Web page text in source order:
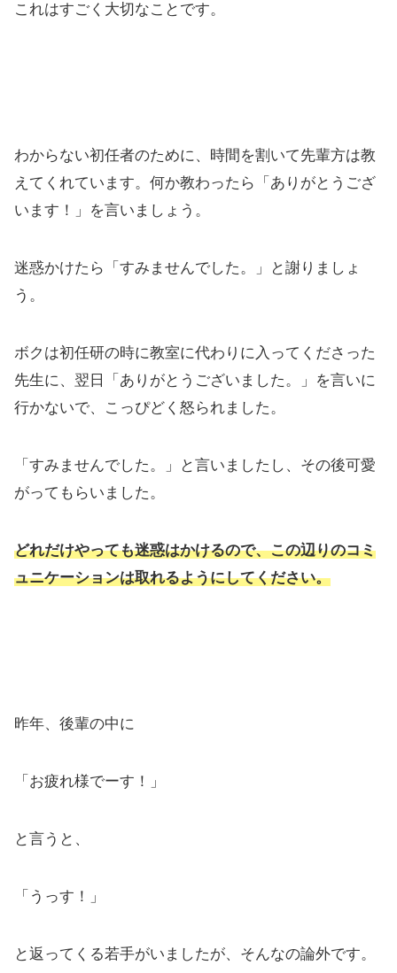
これはすごく大切なことです。
わからない初任者のために、時間を割いて先輩方は教
えてくれています。何か教わったら「ありがとうござ
います！」を言いましょう。
迷惑かけたら「すみませんでした。」と謝りましょ
う。
ボクは初任研の時に教室に代わりに入ってくださった
先生に、翌日「ありがとうございました。」を言いに
行かないで、こっぴどく怒られました。
「すみませんでした。」と言いましたし、その後可愛
がってもらいました。
どれだけやっても迷惑はかけるので、この辺りのコミ
ュニケーションは取れるようにしてください。
昨年、後輩の中に
「お疲れ様でーす！」
と言うと、
「うっす！」
と返ってくる若手がいましたが、そんなの論外です。